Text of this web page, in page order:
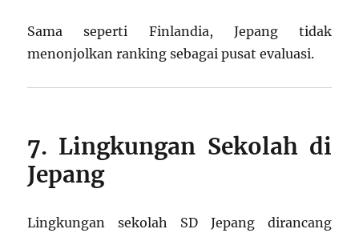
Sama seperti Finlandia, Jepang tidak
menonjolkan ranking sebagai pusat evaluasi.
7. Lingkungan Sekolah di
Jepang
Lingkungan sekolah SD Jepang dirancang